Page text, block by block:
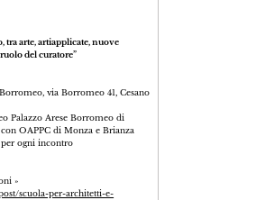
tra arte, artiapplicate, nuove
del curatore”
via Borromeo 41, Cesano
Palazzo Arese Borromeo di
OAPPC di Monza e Brianza
ogni incontro
»
scuola-per-architetti-e-